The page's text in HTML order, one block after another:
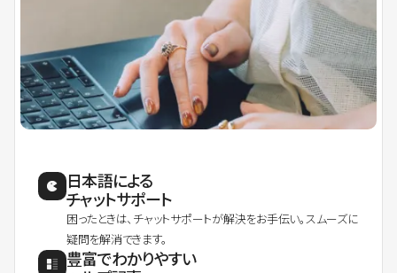
日本語による
チャットサポート
困ったときは、チャットサポートが解決をお手伝い。スムーズに
疑問を解消できます。
豊富でわかりやすい